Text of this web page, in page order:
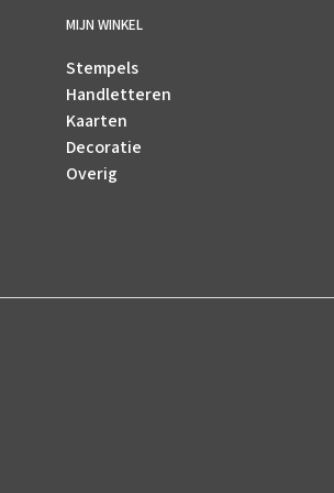
MIJN WINKEL
Stempels
Handletteren
Kaarten
Decoratie
Overig